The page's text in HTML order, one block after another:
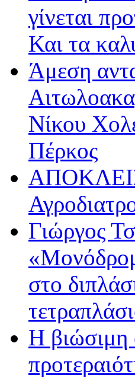
γίνεται
Και τα
Άμεση
Νίκου
Πέρκος
Γιώργος
στο
Η βιώσιμη